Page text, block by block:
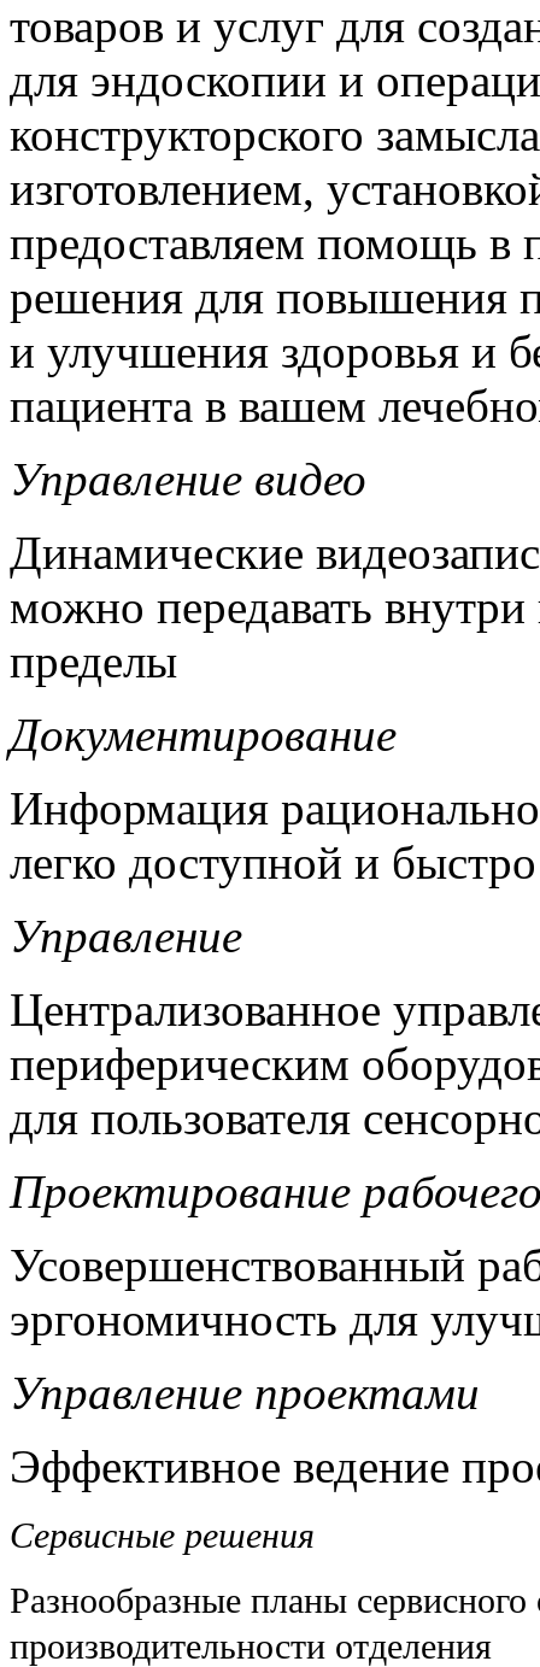
товаров и услуг для
для эндоскопии и
конструкторского
изготовлением,
предоставляем помощь в
решения для повышения
и улучшения здоровья и
пациента в вашем
Управление видео
Динамические
можно передавать внутри
пределы
Документирование
Информация рационально
легко доступной и
Управление
Централизованное
периферическим
для пользователя
Проектирование
Усовершенствованный
эргономичность для
Управление проектами
Эффективное ведение
Сервисные решения
Разнообразные планы
производительности отделения